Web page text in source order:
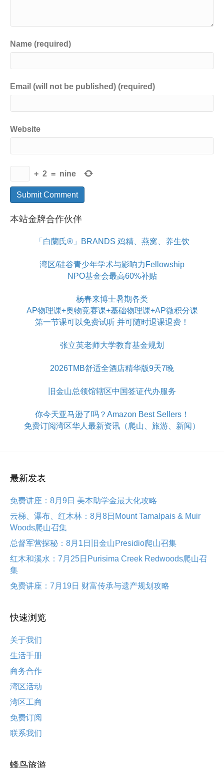
Name (required)
Email (will not be published) (required)
Website
+ 2 = nine
本站金牌合作伙伴
「白蘭氏®」BRANDS 鸡精、燕窝、养生饮
湾区/硅谷青少年学术与影响力Fellowship
NPO基金会最高60%补贴
杨春来博士暑期各类
AP物理课+奥物竞赛课+基础物理课+AP微积分课
第一节课可以免费试听 并可随时退课退费！
张立英老师大学教育基金规划
2026TMB舒适全酒店精华版9天7晚
旧金山总领馆辖区中国签证代办服务
你今天亚马逊了吗？Amazon Best Sellers！
免费订阅湾区华人最新资讯（爬山、旅游、新闻）
最新发表
免费讲座：8月9日 美本助学金最大化攻略
云梯、瀑布、红木林：8月8日Mount Tamalpais & Muir
Woods爬山召集
总督军营探秘：8月1日旧金山Presidio爬山召集
红木和溪水：7月25日Purisima Creek Redwoods爬山召
集
免费讲座：7月19日 财富传承与遗产规划攻略
快速浏览
关于我们
生活手册
商务合作
湾区活动
湾区工商
免费订阅
联系我们
蜂鸟旅游